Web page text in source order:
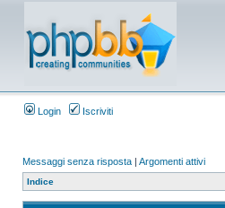
Login Iscriviti
Messaggi senza risposta | Argomenti attivi
Indice